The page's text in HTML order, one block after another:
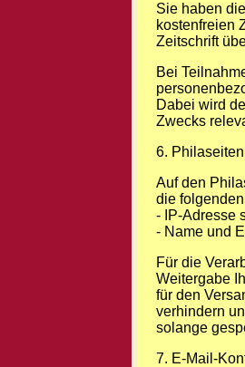
Sie haben
kostenfreien
Zeitschrift
Bei
Dabei wird
Zwecks
6.
Auf den
die
- IP-Adresse
- Name und
Für die
Weitergabe
für den
verhindern
solange
7. E-Mail-